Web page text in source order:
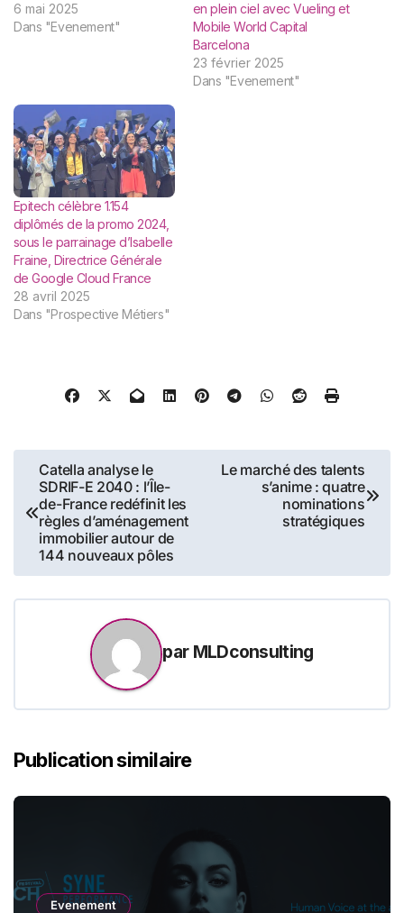
6 mai 2025
Dans "Evenement"
en plein ciel avec Vueling et
Mobile World Capital
Barcelona
23 février 2025
Dans "Evenement"
Epitech célèbre 1.154
diplômés de la promo 2024,
sous le parrainage d’Isabelle
Fraine, Directrice Générale
de Google Cloud France
28 avril 2025
Dans "Prospective Métiers"
Navigation
de
l’article
Catella analyse le
SDRIF-E 2040 : l’Île-
de-France redéfinit les
règles d’aménagement
immobilier autour de
144 nouveaux pôles
Le marché des talents
s’anime : quatre
nominations
stratégiques
par MLDconsulting
Publication similaire
Evenement